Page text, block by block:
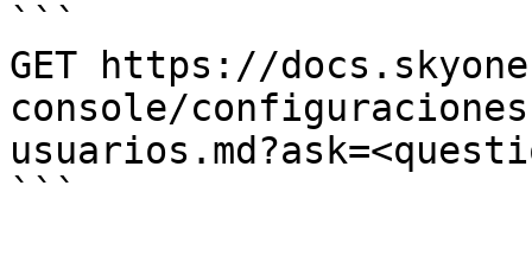
```
GET https://
console/
```